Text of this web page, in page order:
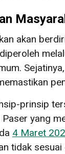
akan
prinsip
Paser yang
4 Maret
tidak sesuai